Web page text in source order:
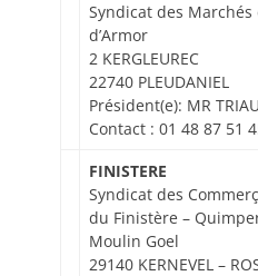
Syndicat des Marchés
d’Armor
2 KERGLEUREC
22740 PLEUDANIEL
Président(e): MR
Contact : 01 48 87 51
FINISTERE
Syndicat des
du Finistère –
Moulin Goel
29140 KERNEVEL –